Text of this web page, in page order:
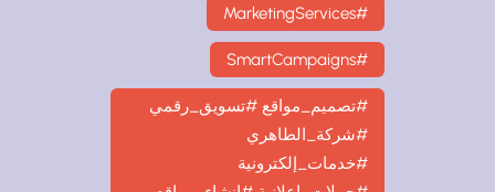
#تصميم_مواقع #تسويق_رقمي
#شركة_الطاهري
#خدمات_إلكترونية